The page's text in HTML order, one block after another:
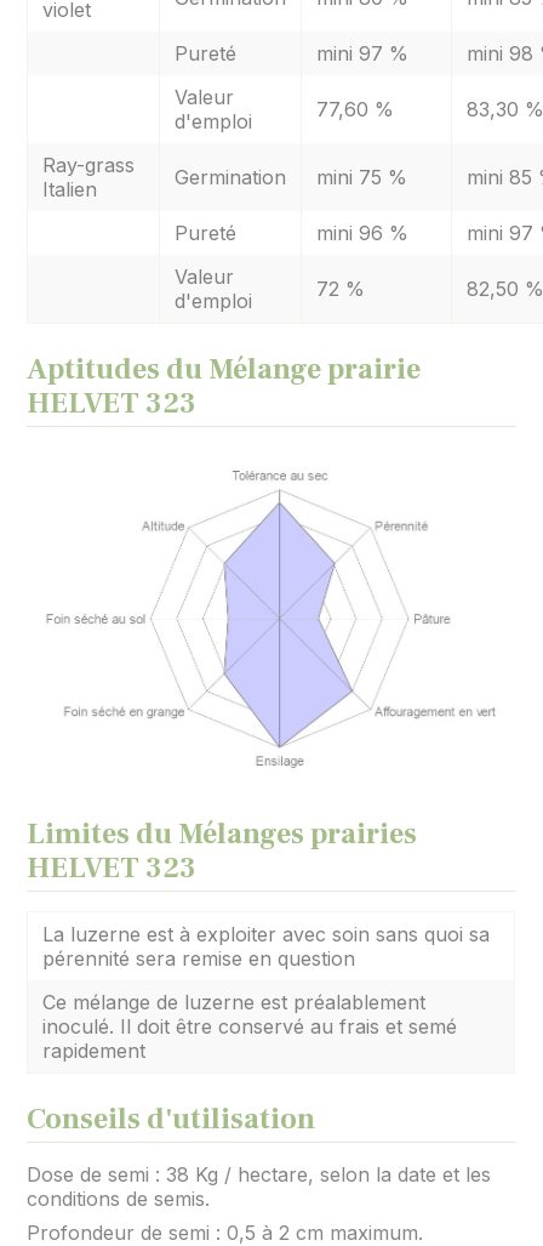
violet
Pureté mini 97 %
mini 98
Valeur
d'emploi
77,60 % 83,30
Ray-grass
Italien
Germination mini 75 % mini 85
Pureté mini 96 %
mini 97
Valeur
d'emploi
72 % 82,50
Aptitudes du Mélange prairie
HELVET 323
Limites du Mélanges prairies
HELVET 323
La luzerne est à exploiter avec soin sans quoi sa
pérennité sera remise en question
Ce mélange de luzerne est préalablement
inoculé. Il doit être conservé au frais et semé
rapidement
Conseils d'utilisation
Dose de semi : 38 Kg / hectare, selon la date et les
conditions de semis.
Profondeur de semi : 0,5 à 2 cm maximum.